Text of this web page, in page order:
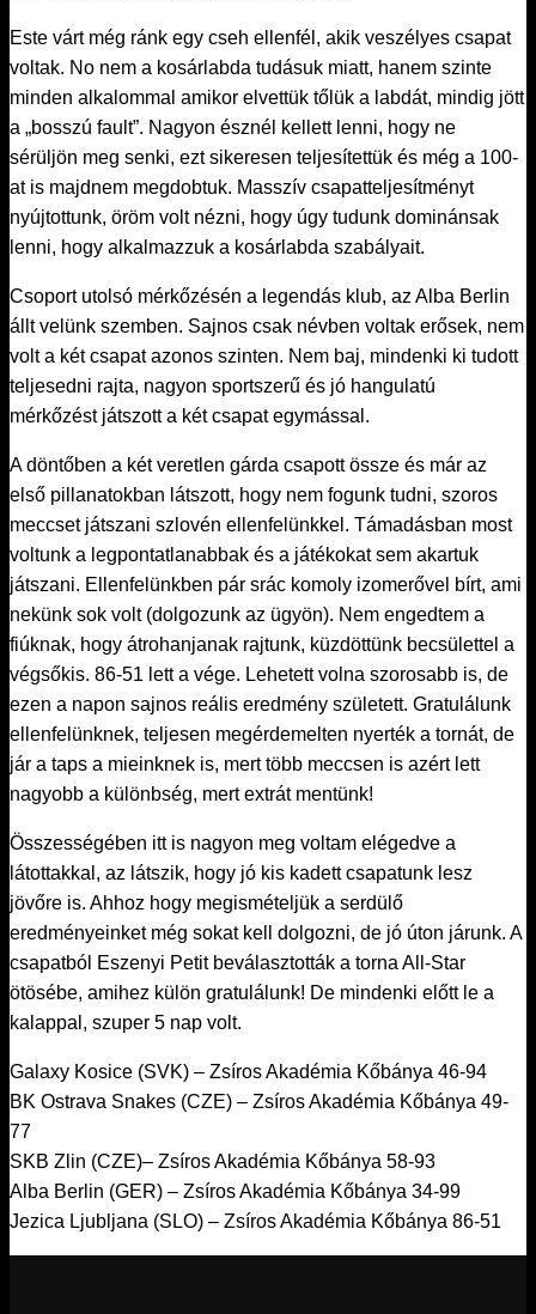
Este várt még ránk egy cseh ellenfél, akik veszélyes csapat
voltak. No nem a kosárlabda tudásuk miatt, hanem szinte
minden alkalommal amikor elvettük tőlük a labdát, mindig jött
a „bosszú fault”. Nagyon észnél kellett lenni, hogy ne
sérüljön meg senki, ezt sikeresen teljesítettük és még a 100-
at is majdnem megdobtuk. Masszív csapatteljesítményt
nyújtottunk, öröm volt nézni, hogy úgy tudunk dominánsak
lenni, hogy alkalmazzuk a kosárlabda szabályait.
Csoport utolsó mérkőzésén a legendás klub, az Alba Berlin
állt velünk szemben. Sajnos csak névben voltak erősek, nem
volt a két csapat azonos szinten. Nem baj, mindenki ki tudott
teljesedni rajta, nagyon sportszerű és jó hangulatú
mérkőzést játszott a két csapat egymással.
A döntőben a két veretlen gárda csapott össze és már az
első pillanatokban látszott, hogy nem fogunk tudni, szoros
meccset játszani szlovén ellenfelünkkel. Támadásban most
voltunk a legpontatlanabbak és a játékokat sem akartuk
játszani. Ellenfelünkben pár srác komoly izomerővel bírt, ami
nekünk sok volt (dolgozunk az ügyön). Nem engedtem a
fiúknak, hogy átrohanjanak rajtunk, küzdöttünk becsülettel a
végsőkis. 86-51 lett a vége. Lehetett volna szorosabb is, de
ezen a napon sajnos reális eredmény született. Gratulálunk
ellenfelünknek, teljesen megérdemelten nyerték a tornát, de
jár a taps a mieinknek is, mert több meccsen is azért lett
nagyobb a különbség, mert extrát mentünk!
Összességében itt is nagyon meg voltam elégedve a
látottakkal, az látszik, hogy jó kis kadett csapatunk lesz
jövőre is. Ahhoz hogy megismételjük a serdülő
eredményeinket még sokat kell dolgozni, de jó úton járunk. A
csapatból Eszenyi Petit beválasztották a torna All-Star
ötösébe, amihez külön gratulálunk! De mindenki előtt le a
kalappal, szuper 5 nap volt.
Galaxy Kosice (SVK) – Zsíros Akadémia Kőbánya 46-94
BK Ostrava Snakes (CZE) – Zsíros Akadémia Kőbánya 49-
77
SKB Zlin (CZE)– Zsíros Akadémia Kőbánya 58-93
Alba Berlin (GER) – Zsíros Akadémia Kőbánya 34-99
Jezica Ljubljana (SLO) – Zsíros Akadémia Kőbánya 86-51